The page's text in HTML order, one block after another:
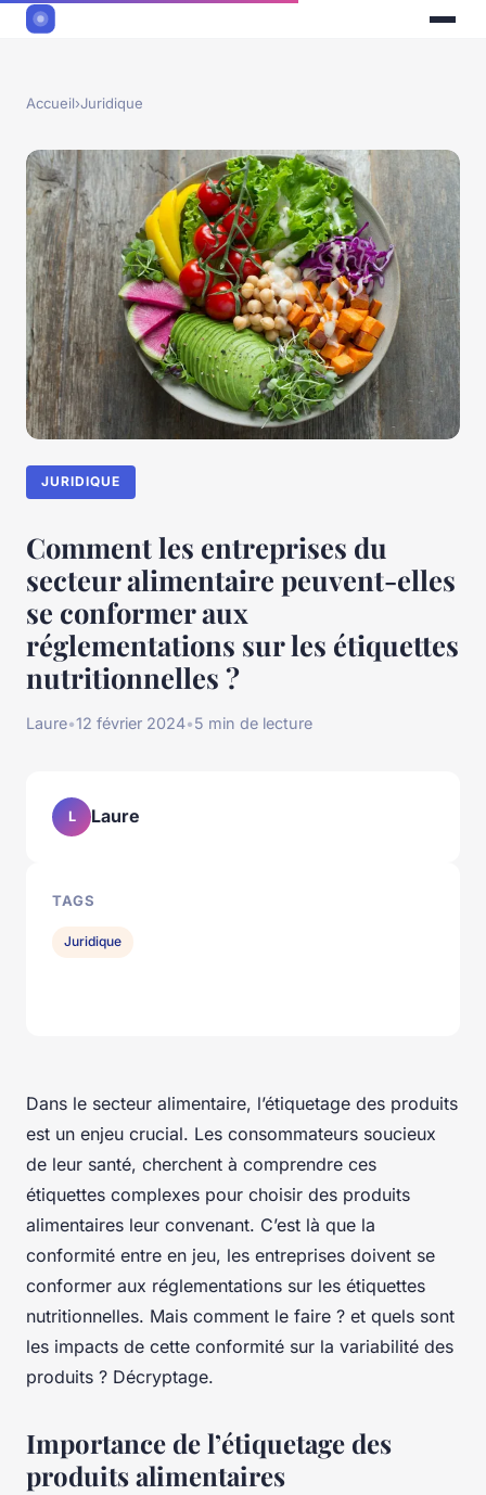
Accueil›Juridique
JURIDIQUE
Comment les entreprises du
secteur alimentaire peuvent-elles
se conformer aux
réglementations sur les étiquettes
nutritionnelles ?
Laure•12 février 2024•5 min de lecture
Dans le secteur alimentaire, l’étiquetage des produits
est un enjeu crucial. Les consommateurs soucieux
de leur santé, cherchent à comprendre ces
étiquettes complexes pour choisir des produits
alimentaires leur convenant. C’est là que la
conformité entre en jeu, les entreprises doivent se
conformer aux réglementations sur les étiquettes
nutritionnelles. Mais comment le faire ? et quels sont
les impacts de cette conformité sur la variabilité des
produits ? Décryptage.
Importance de l’étiquetage des
produits alimentaires
L Laure
TAGS
Juridique